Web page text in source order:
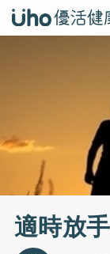
適時放